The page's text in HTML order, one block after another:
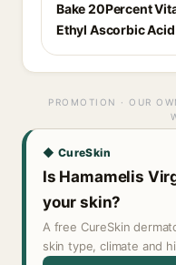
Bake 20Percent
Ethyl Ascorbic Acid
PROMOTION · OUR
◆ CureSkin
Is Hamamelis
your skin?
A free CureSkin
skin type, climate and